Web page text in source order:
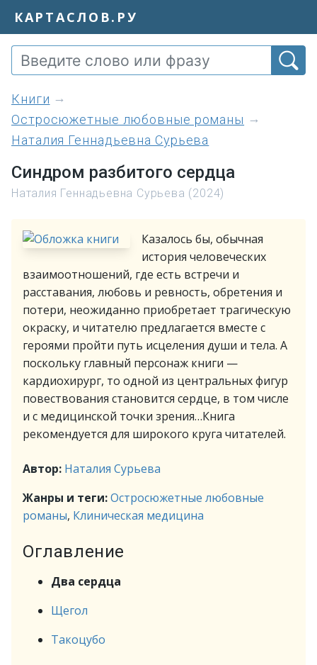
КАРТАСЛОВ.РУ
книги
Остросюжетные любовные романы
Наталия Геннадьевна Сурьева
Синдром разбитого сердца
Наталия Геннадьевна Сурьева (2024)
Казалось бы, обычная
история человеческих
взаимоотношений, где есть встречи и
расставания, любовь и ревность, обретения и
потери, неожиданно приобретает трагическую
окраску, и читателю предлагается вместе с
героями пройти путь исцеления души и тела. А
поскольку главный персонаж книги —
кардиохирург, то одной из центральных фигур
повествования становится сердце, в том числе
и с медицинской точки зрения…Книга
рекомендуется для широкого круга читателей.
Автор: Наталия Сурьева
Жанры и теги:Остросюжетные любовные
романы, Клиническая медицина
Оглавление
Два сердца
Щегол
Такоцубо